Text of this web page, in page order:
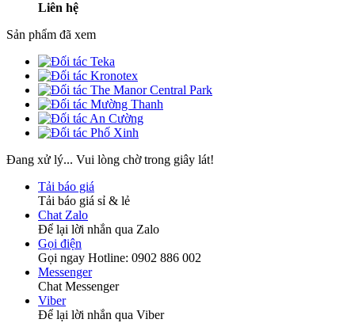
Liên hệ
Sản phẩm đã xem
Đang xử lý... Vui lòng chờ trong giây lát!
Tải báo giá
Tải báo giá sỉ & lẻ
Chat Zalo
Để lại lời nhắn qua Zalo
Gọi điện
Gọi ngay Hotline: 0902 886 002
Messenger
Chat Messenger
Viber
Để lại lời nhắn qua Viber